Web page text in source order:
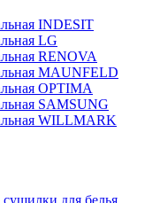
INDESIT
LG
RENOVA
MAUNFELD
OPTIMA
SAMSUNG
WILLMARK
для белья